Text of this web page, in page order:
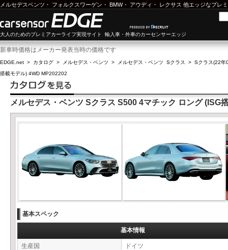
メルセデスベンツ ・ フォルクスワーゲン ・ BMW・ アウディ ・ レクサス 他エッジなプレ
大人のためのプレミアカーライフ実現サイト 輸入車・外車のカーセンサーエッジ
新車時価格はメーカー発表当時の価格です
EDGE.net > カタログ > メルセデス・ベンツ > メルセデス・ベンツ Sクラス > Sクラス(22年
搭載モデル) 4WD MP202202
メルセデス・ベンツ Sクラス S500 4マチック ロング (ISG
基本スペック
基本情報
生産国 ドイツ